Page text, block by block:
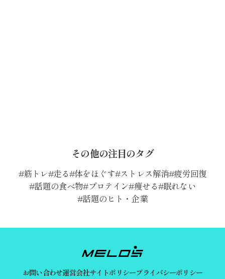
その他の注目のタグ
筋トレ 走る 体をほぐす ストレス解消 疲労回復
話題の食べ物 プロテイン 痩せる 眠れない
話題のヒト・企業
お問い合わせ運営会社サイトポリシープライバシーポリシー